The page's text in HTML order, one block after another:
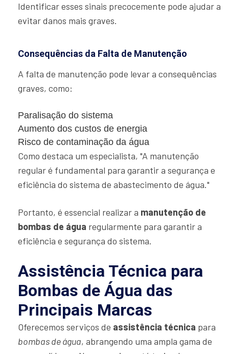
Identificar esses sinais precocemente pode ajudar a
evitar danos mais graves.
Consequências da Falta de Manutenção
A falta de manutenção pode levar a consequências
graves, como:
Paralisação do sistema
Aumento dos custos de energia
Risco de contaminação da água
Como destaca um especialista, "A manutenção
regular é fundamental para garantir a segurança e
eficiência do sistema de abastecimento de água."
Portanto, é essencial realizar a manutenção de
bombas de água regularmente para garantir a
eficiência e segurança do sistema.
Assistência Técnica para
Bombas de Água das
Principais Marcas
Oferecemos serviços de assistência técnica para
bombas de água, abrangendo uma ampla gama de